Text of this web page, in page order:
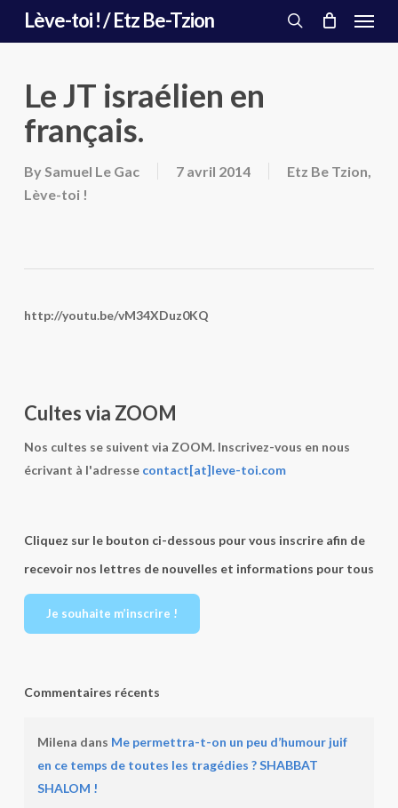
Lève-toi ! / Etz Be-Tzion
search
Menu
Le JT israélien en
français.
BySamuel Le Gac 7 avril 2014 Etz Be Tzion,
Lève-toi !
http://youtu.be/vM34XDuz0KQ
Cultes via ZOOM
Nos cultes se suivent via ZOOM. Inscrivez-vous en nous
écrivant à l'adresse contact[at]leve-toi.com
Cliquez sur le bouton ci-dessous pour vous inscrire afin de
recevoir nos lettres de nouvelles et informations pour tous
Je souhaite m’inscrire !
Commentaires récents
Milena dans Me permettra-t-on un peu d’humour juif
en ce temps de toutes les tragédies ? SHABBAT
SHALOM !